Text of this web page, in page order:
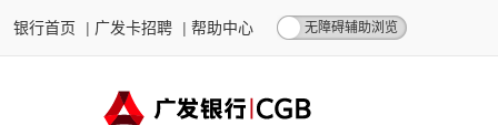
银行首页 | 广发卡招聘 | 帮助中心 无障碍辅助浏览